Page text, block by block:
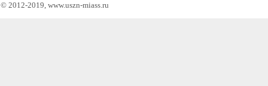
© 2012-2019, www.uszn-miass.ru